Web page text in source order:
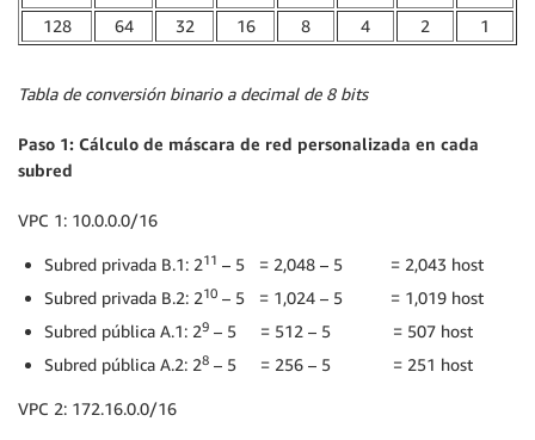
128 64 32 16 8 4 2 1
Tabla de conversión binario a decimal de 8 bits
Paso 1: Cálculo de máscara de red personalizada en cada
subred
VPC 1: 10.0.0.0/16
Subred privada B.1: 211 – 5 = 2,048 – 5 = 2,043 host
Subred privada B.2: 210 – 5 = 1,024 – 5 = 1,019 host
Subred pública A.1: 29 – 5 = 512 – 5 = 507 host
Subred pública A.2: 28 – 5 = 256 – 5 = 251 host
VPC 2: 172.16.0.0/16